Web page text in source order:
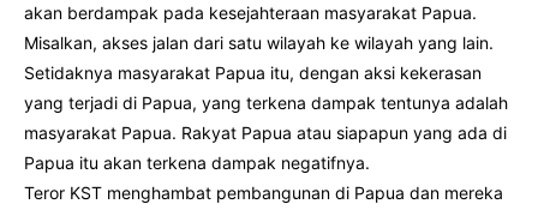
akan berdampak pada kesejahteraan masyarakat Papua.
Misalkan, akses jalan dari satu wilayah ke wilayah yang lain.
Setidaknya masyarakat Papua itu, dengan aksi kekerasan
yang terjadi di Papua, yang terkena dampak tentunya adalah
masyarakat Papua. Rakyat Papua atau siapapun yang ada di
Papua itu akan terkena dampak negatifnya.
Teror KST menghambat pembangunan di Papua dan mereka